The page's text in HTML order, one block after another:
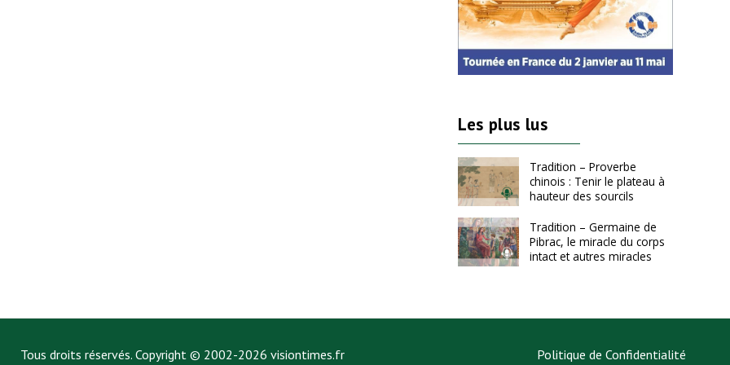
Les plus lus
Tradition – Proverbe
chinois : Tenir le plateau à
hauteur des sourcils
Tradition – Germaine de
Pibrac, le miracle du corps
intact et autres miracles
Tous droits réservés. Copyright © 2002-2026 visiontimes.fr Politique de Confidentialité